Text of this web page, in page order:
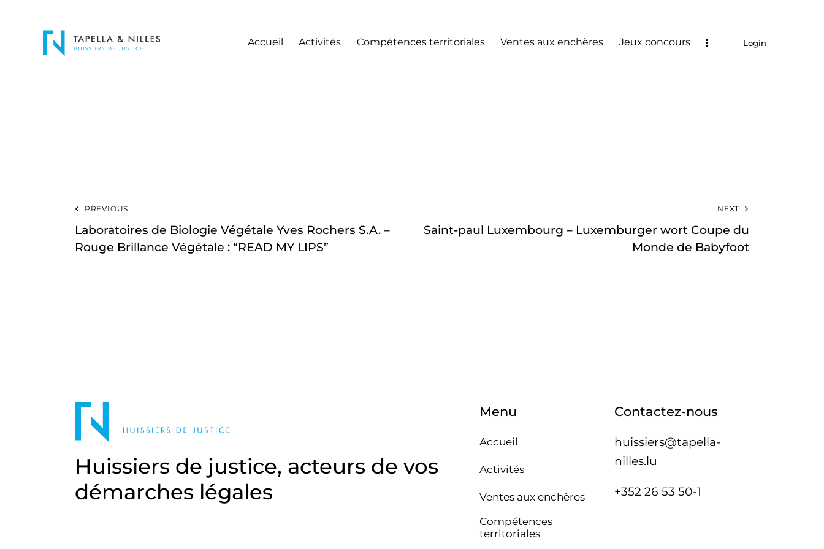
Accueil Activités Compétences territoriales Ventes aux enchères Jeux concours Login
PREVIOUS
Laboratoires de Biologie Végétale Yves Rochers S.A. –
Rouge Brillance Végétale : “READ MY LIPS”
NEXT
Saint-paul Luxembourg – Luxemburger wort Coupe du
Monde de Babyfoot
Huissiers de justice, acteurs de vos
démarches légales
Menu
Accueil
Activités
Ventes aux enchères
Compétences
territoriales
Contactez-nous
huissiers@tapella-
nilles.lu
+352 26 53 50-1